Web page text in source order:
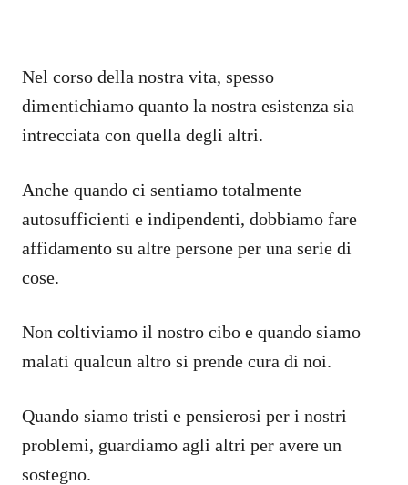
Nel corso della nostra vita, spesso
dimentichiamo quanto la nostra esistenza sia
intrecciata con quella degli altri.
Anche quando ci sentiamo totalmente
autosufficienti e indipendenti, dobbiamo fare
affidamento su altre persone per una serie di
cose.
Non coltiviamo il nostro cibo e quando siamo
malati qualcun altro si prende cura di noi.
Quando siamo tristi e pensierosi per i nostri
problemi, guardiamo agli altri per avere un
sostegno.